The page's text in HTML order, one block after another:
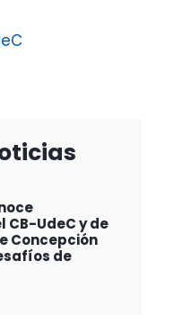
UdeC y de
Concepción
de